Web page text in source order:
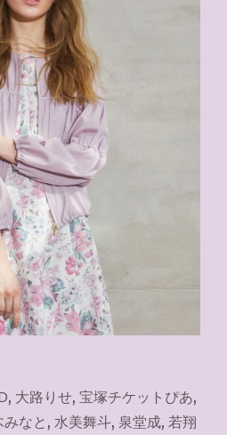
, 大路りせ, 宝塚チケットぴあ,
みなと , 水美舞斗, 泉堂成, 若翔